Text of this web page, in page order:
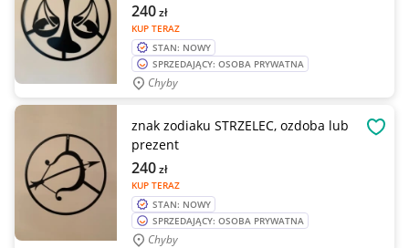
KUP TERAZ
240zł
STAN: NOWY
SPRZEDAJĄCY: OSOBA PRYWATNA
Chyby
znak zodiaku STRZELEC, ozdoba lub
prezent
KUP TERAZ
240zł
STAN: NOWY
SPRZEDAJĄCY: OSOBA PRYWATNA
Chyby